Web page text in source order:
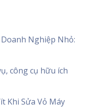
Nghiệp Nhỏ:
công cụ hữu ích
Khi Sửa Vỏ Máy